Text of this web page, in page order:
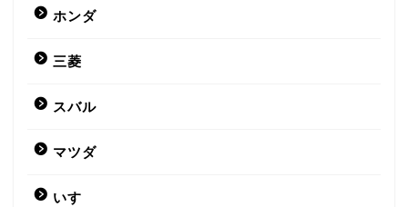
ホンダ
三菱
スバル
マツダ
いすゞ